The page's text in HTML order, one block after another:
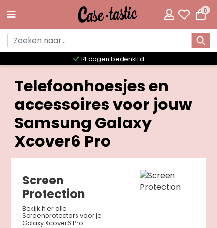
0
14 dagen bedenktijd
Telefoonhoesjes en
accessoires voor jouw
Samsung Galaxy
Xcover6 Pro
Screen
Protection
Bekijk hier alle
Screenprotectors voor je
Galaxy Xcover6 Pro